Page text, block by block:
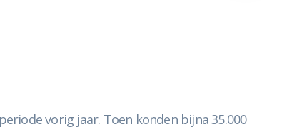
vorig jaar. Toen konden bijna 35.000